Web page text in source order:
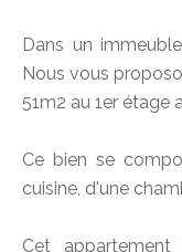
Dans un
Nous vous
51m2 au 1er étage
Ce bien se
cuisine, d'une
Cet